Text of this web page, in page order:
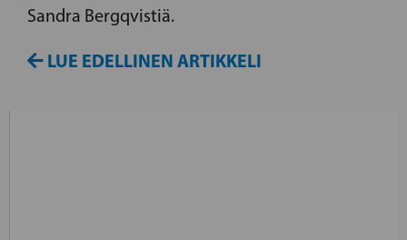
Sandra Bergqvistiä.
LUE EDELLINEN ARTIKKELI